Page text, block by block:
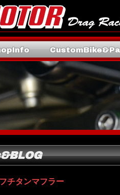
チタンマフラー